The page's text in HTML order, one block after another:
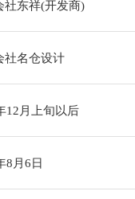
社东祥(开发商)
社名仓设计
12月上旬以后
8月6日